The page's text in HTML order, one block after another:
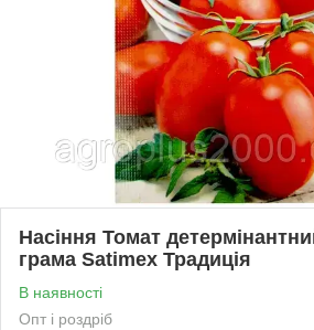
Насіння Томат
грама Satimex Традиція
В наявності
Опт і роздріб